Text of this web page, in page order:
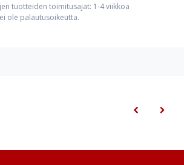
tuotteiden toimitusajat: 1-4 viikkoa
ole palautusoikeutta.